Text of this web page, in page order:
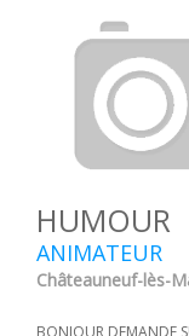
HUMOUR
ANIMATEUR
Châteauneuf-lès-